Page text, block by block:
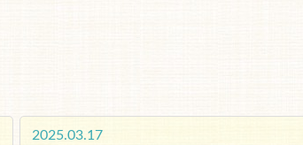
2025.03.17